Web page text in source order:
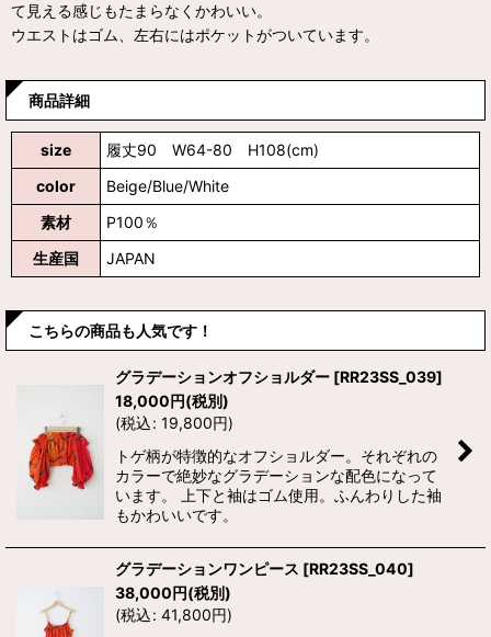
て見える感じもたまらなくかわいい。
ウエストはゴム、左右にはポケットがついています。
商品詳細
size
履丈90 W64-80 H108(cm)
color
Beige/Blue/White
素材
P100％
生産国
JAPAN
こちらの商品も人気です！
グラデーションオフショルダー [RR23SS_039]
18,000円(税別)
(税込: 19,800円)
トゲ柄が特徴的なオフショルダー。それぞれの
カラーで絶妙なグラデーションな配色になって
います。 上下と袖はゴム使用。ふんわりした袖
もかわいいです。
グラデーションワンピース [RR23SS_040]
38,000円(税別)
(税込: 41,800円)